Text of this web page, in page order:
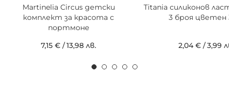
Martinelia Circus детски
комплект за красота с
портмоне
7,15 € /13,98 лв.
Titania силиконов
3 броя цветен
2,04 €/3,99